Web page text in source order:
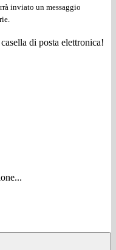
inviato un messaggio
di posta elettronica!